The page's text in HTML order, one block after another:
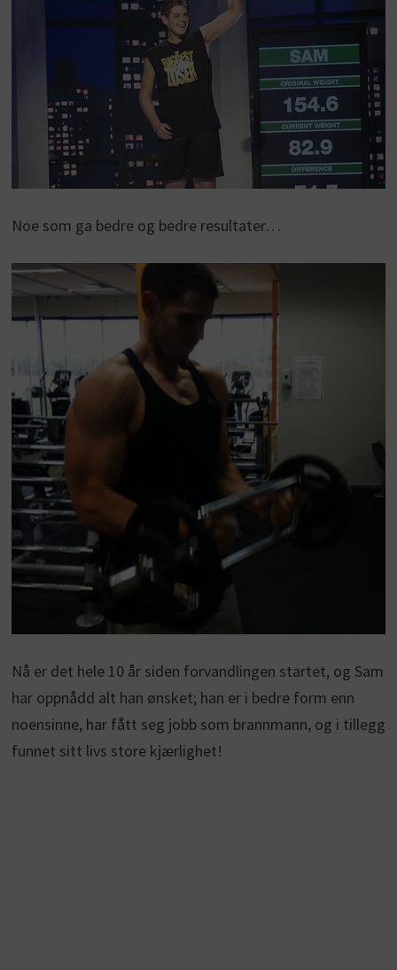
Noe som ga bedre og bedre resultater…
Nå er det hele 10 år siden forvandlingen startet, og Sam
har oppnådd alt han ønsket; han er i bedre form enn
noensinne, har fått seg jobb som brannmann, og i tillegg
funnet sitt livs store kjærlighet!